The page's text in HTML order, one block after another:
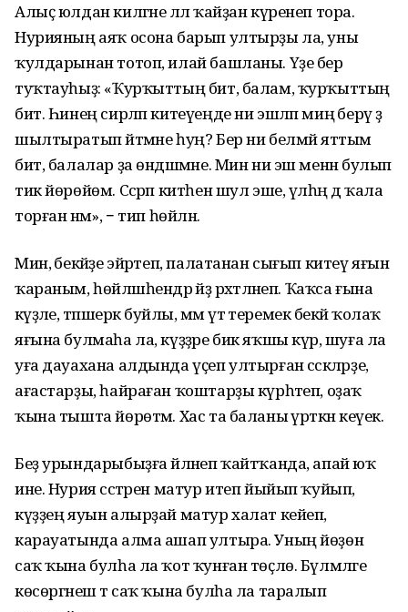
Алыҫ юлдан килгәне әллә ҡайҙан күренеп тора.
Нурияның аяҡ осона барып ултырҙы ла, уны
ҡулдарынан тотоп, илай башланы. Үҙе бер
туҡтауһыҙ: «Ҡурҡыттың бит, балам, ҡурҡыттың
бит. Һинең сирләп китеүеңде ни эшләп миңә берәү ҙә
шылтыратып әйтмәне һуң? Бер ни белмәй яттым
бит, балалар ҙа өндәшмәне. Мин ни эш менән булып
тик йөрөйөм. Сәсрәп китһен шул эше, үлһәң дә ҡала
торған нәмә», − тип һөйләнә.
Мин, әбекәйҙе эйәртеп, палатанан сығып китеү яғын
ҡараным, һөй­ләш­һендәр әйҙә рәхәтләнеп. Ҡаҡса ғына
кәүҙәле, тәпәшерәк буйлы, әммә үтә теремек әбекәй ҡолаҡ
яғына булмаһа ла, күҙҙәре бик яҡшы күрә, шуға ла
уға дауахана алдында үҫеп ултырған сәскәләрҙе,
ағастарҙы, һайраған ҡоштарҙы күрһәтеп, оҙаҡ
ҡына тышта йөрөтәм. Хас та баланы әүрәткән кеүек.
Беҙ урындарыбыҙға әйләнеп ҡайтҡанда, апай юҡ
ине. Нурия сәстәрен матур итеп йыйып ҡуйып,
күҙҙең яуын алырҙай матур халат кейеп,
карауатында алма ашап ултыра. Уның йөҙөнә
саҡ ҡына булһа ла ҡот ҡунған төҫлө. Бүлмәләге
көсөргәнеш тә саҡ ҡына булһа ла таралып